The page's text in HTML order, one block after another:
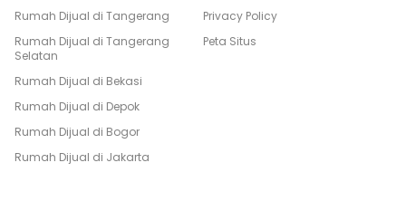
Rumah Dijual di Tangerang
Rumah Dijual di Tangerang
Selatan
Rumah Dijual di Bekasi
Rumah Dijual di Depok
Rumah Dijual di Bogor
Rumah Dijual di Jakarta
Privacy Policy
Peta Situs